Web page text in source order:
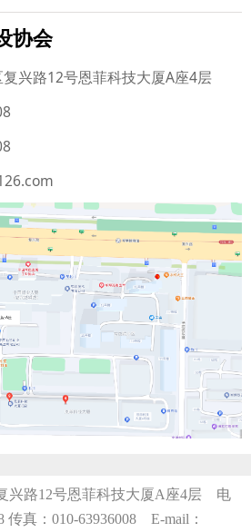
协会
兴路12号恩菲科技大厦A座4层
兴路12号恩菲科技大厦A座4层 电
传真：010-63936008 E-mail：